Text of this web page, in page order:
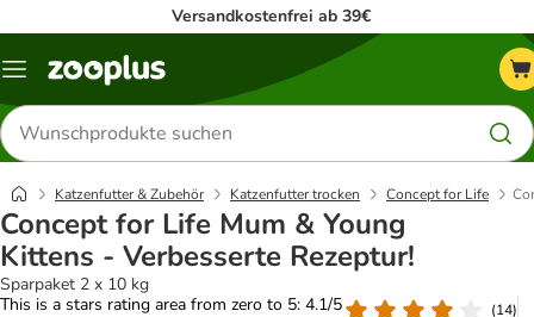
Versandkostenfrei ab 39€
Menü
Produkte
suchen
Katzenfutter & Zubehör Katzenfutter trocken Concept for Life
Concept for Life Mum & Young
Kittens - Verbesserte Rezeptur!
Sparpaket 2 x 10 kg
This is a stars rating area from zero to 5: 4.1/5
(14)